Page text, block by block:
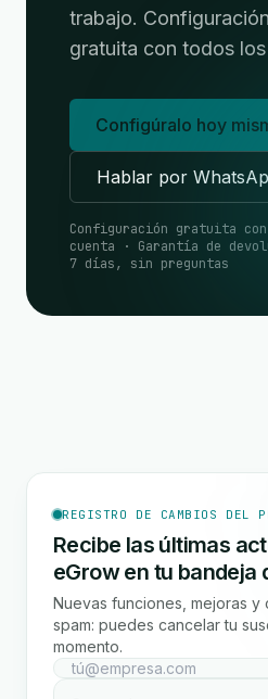
trabajo.
gratuita con todos los
Configúralo hoy
Hablar por
Configuración gratuita
cuenta · Garantía de
7 días, sin preguntas
REGISTRO DE CAMBIOS DEL
Recibe las últimas
eGrow en tu bandeja
Nuevas funciones, mejoras y
spam: puedes cancelar tu
momento.